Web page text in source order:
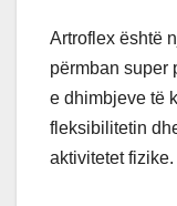
Artroflex është
përmban super
e dhimbjeve të
fleksibilitetin
aktivitetet fizike.